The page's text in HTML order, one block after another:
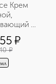
Крем
¤
¤